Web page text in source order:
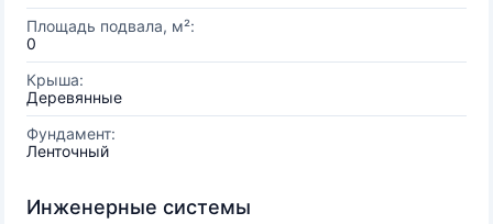
Площадь подвала, м²:
0
Крыша:
Деревянные
Фундамент:
Ленточный
Инженерные системы